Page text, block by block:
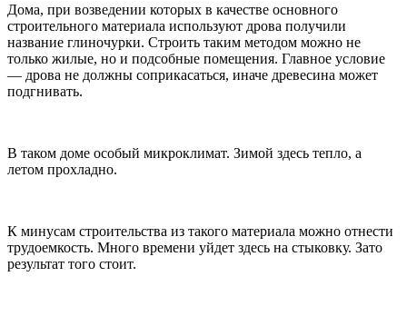
Дома, при возведении которых в качестве основного
строительного материала используют дрова получили
название глиночурки. Строить таким методом можно не
только жилые, но и подсобные помещения. Главное условие
— дрова не должны соприкасаться, иначе древесина может
подгнивать.
В таком доме особый микроклимат. Зимой здесь тепло, а
летом прохладно.
К минусам строительства из такого материала можно отнести
трудоемкость. Много времени уйдет здесь на стыковку. Зато
результат того стоит.